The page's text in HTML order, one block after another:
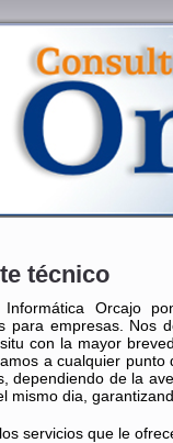
técnico
Informática Orcajo
para empresas. Nos
con la mayor
a cualquier
dependiendo de la
mismo dia,
servicios que le